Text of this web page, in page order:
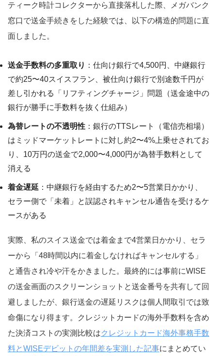
ティーク時計コレクターから直接落札した際、メガバンク
窓口で送金手続きをした経験では、以下の構造的問題に直
面しました。
送金手数料の多重取り ：仕向け銀行で4,500円、中継銀行
で約25〜40スイスフラン、被仕向け銀行で別途数千円が
差し引かれる「リフティングチャージ」問題（送金途中の
銀行が勝手に手数料を抜く仕組み）
為替レートの不透明性 ：銀行のTTSレート（電信売相場）
はミッドマーケットレートに対し約2〜4%上乗せされてお
り、10万円の送金で2,000〜4,000円が為替手数料として
消える
着金遅延 ：中継銀行を経由するため2〜5営業日かかり、
セラー側で「未着」と誤認されキャンセル通告を受けるケ
ースがある
実際、私のスイス送金では着金まで4営業日かかり、セラ
ーから「48時間以内に着金しなければキャンセルする」
と通告され冷や汗をかきました。最終的には事前にWISE
の送金画面のスクリーンショットと送金番号を共有して回
避しましたが、銀行送金の遅延リスクは個人間取引では致
命傷になり得ます。クレジットカードの海外手数料を含め
た決済コストの実測比較はクレジットカード海外事務手数
料とWISEデビットの年間差を実測した記事にまとめてい